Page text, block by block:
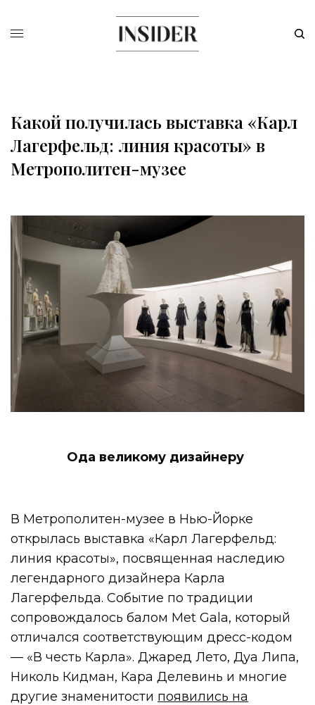
Какой получилась выставка «Карл
Лагерфельд: линия красоты» в
Метрополитен-музее
Ода великому дизайнеру
В Метрополитен-музее в Нью-Йорке
открылась выставка «Карл Лагерфельд:
линия красоты», посвященная наследию
легендарного дизайнера Карла
Лагерфельда. Событие по традиции
сопровождалось балом Met Gala, который
отличался соответствующим дресс-кодом
— «В честь Карла». Джаред Лето, Дуа Липа,
Николь Кидман, Кара Делевинь и многие
другие знаменитости появились на